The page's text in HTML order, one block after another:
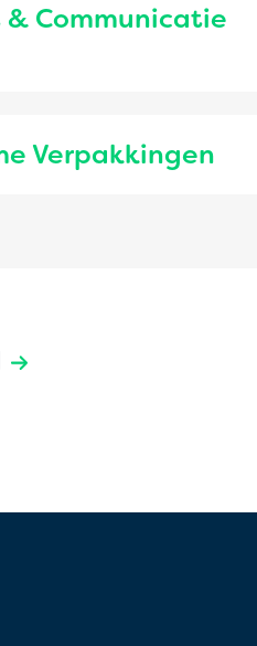
Communicatie
Verpakkingen